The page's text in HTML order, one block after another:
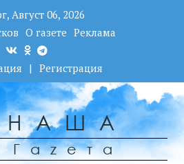
Август 06, 2026
О газете Реклама
| Регистрация
НАША
Гаzета